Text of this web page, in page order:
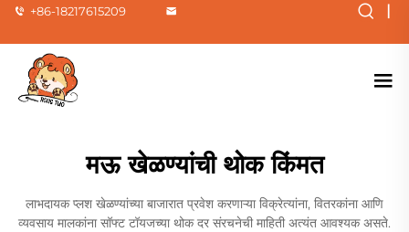
+86-18217615209 |
मऊ खेळण्यांची थोक किंमत
लाभदायक प्लश खेळण्यांच्या बाजारात प्रवेश करणाऱ्या विक्रेत्यांना, वितरकांना आणि
व्यवसाय मालकांना सॉफ्ट टॉयजच्या थोक दर संरचनेची माहिती अत्यंत आवश्यक असते.